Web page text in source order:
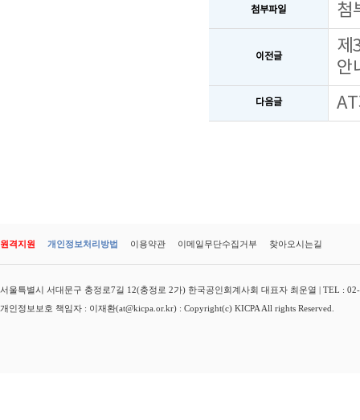
첨부파일 첨
이전글
제
안
다음글
원격지원 개인정보처리방법 이용약관 이메일무단수집거부 찾아오시는길
서울특별시 서대문구 충정로7길 12(충정로 2가) 한국공인회계사회 대표자 최운열 | TEL :
개인정보보호 책임자 : 이재환(at@kicpa.or.kr) : Copyright(c) KICPA All rights Reserved.